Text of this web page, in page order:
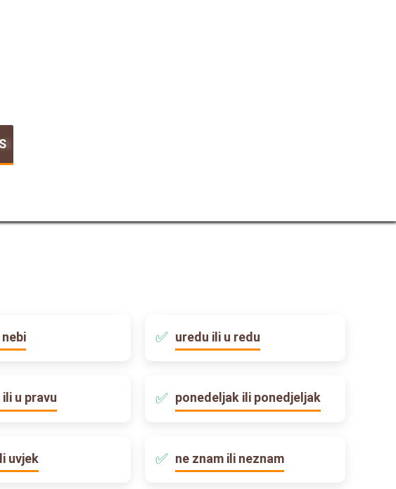
nebi uredu ili u redu
u pravu ponedeljak ili ponedjeljak
uvjek ne znam ili neznam